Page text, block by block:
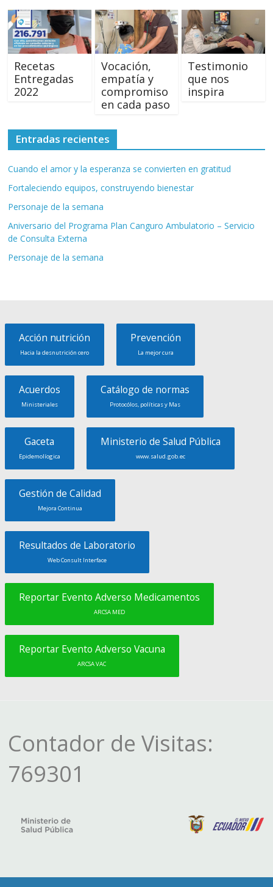
Recetas
Entregadas
2022
Vocación,
empatía y
compromiso
en cada paso
Testimonio
que nos
inspira
Entradas recientes
Cuando el amor y la esperanza se convierten en gratitud
Fortaleciendo equipos, construyendo bienestar
Personaje de la semana
Aniversario del Programa Plan Canguro Ambulatorio – Servicio
de Consulta Externa
Personaje de la semana
Acción nutrición
Hacia la desnutrición cero
Prevención
La mejor cura
Acuerdos
Ministeriales
Catálogo de normas
Protocólos, políticas y Mas
Gaceta
Epidemolíogica
Ministerio de Salud Pública
www.salud.gob.ec
Gestión de Calidad
Mejora Continua
Resultados de Laboratorio
Web Consult Interface
Reportar Evento Adverso Medicamentos
ARCSA MED
Reportar Evento Adverso Vacuna
ARCSA VAC
Contador de Visitas:
769301